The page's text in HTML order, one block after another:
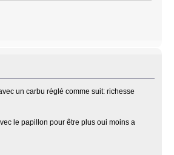
un carbu réglé comme suit: richesse
le papillon pour être plus oui moins a